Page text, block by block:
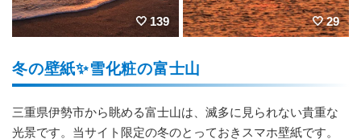
139 29
冬の壁紙✨️雪化粧の富士山
三重県伊勢市から眺める富士山は、滅多に見られない貴重な
光景です。当サイト限定の冬のとっておきスマホ壁紙です。